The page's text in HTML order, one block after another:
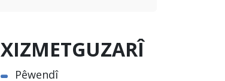
XIZMETGUZARÎ
Pêwendî